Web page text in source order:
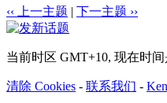
‹‹ 上一主题 | 下一主题 ››
当前时区 GMT+10, 现在时间
清除 Cookies - 联系我们 -